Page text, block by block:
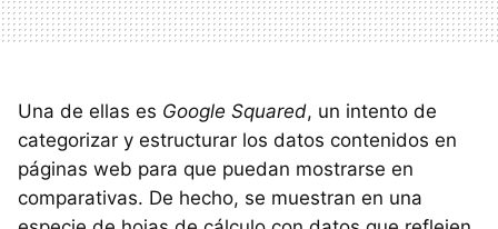
Una de ellas es Google Squared, un intento de
categorizar y estructurar los datos contenidos en
páginas web para que puedan mostrarse en
comparativas. De hecho, se muestran en una